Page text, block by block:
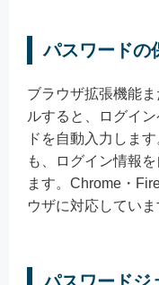
パスワードの
ブラウザ拡張機能
ルすると、ログイ
ドを自動入力しま
も、ログイン情報
ます。Chrome・
ウザに対応していま